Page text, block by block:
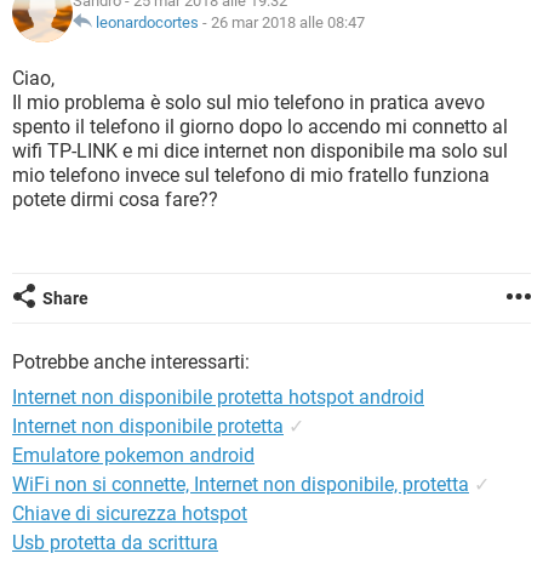
TIKTOK FACEBOOK
INSTAGRAM
TIKTOK
HARDWARE
INTRATTENIMENTO ANDROID
INSTAGRAM WHATSAPP
TIKTOK FACEBOOK
HARDWARE
COVID-19
INTRATTENIMENTO
iOS WINDOWS 10
INSTAGRAM WHATSAPP
TIKTOK
leonardocortes - 26 mar 2018 alle 08:47
Ciao,
Il mio problema è solo sul mio telefono in pratica avevo
spento il telefono il giorno dopo lo accendo mi connetto al
wifi TP-LINK e mi dice internet non disponibile ma solo sul
mio telefono invece sul telefono di mio fratello funziona
potete dirmi cosa fare??
Share
Potrebbe anche interessarti:
Internet non disponibile protetta hotspot android
Internet non disponibile protetta ✓
Emulatore pokemon android
WiFi non si connette, Internet non disponibile, protetta ✓
Chiave di sicurezza hotspot
Usb protetta da scrittura